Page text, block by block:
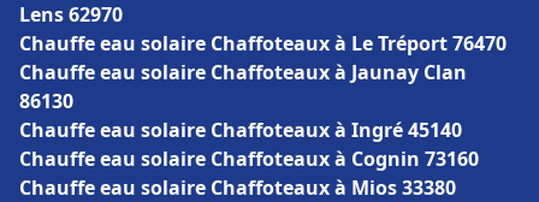
Lens 62970
Chauffe eau solaire Chaffoteaux à Le Tréport 76470
Chauffe eau solaire Chaffoteaux à Jaunay Clan
86130
Chauffe eau solaire Chaffoteaux à Ingré 45140
Chauffe eau solaire Chaffoteaux à Cognin 73160
Chauffe eau solaire Chaffoteaux à Mios 33380